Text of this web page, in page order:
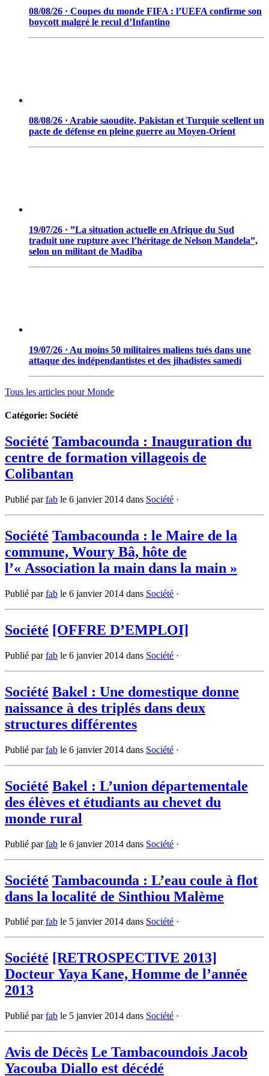
08/08/26 · Coupes du monde FIFA : l’UEFA confirme son
boycott malgré le recul d’Infantino
08/08/26 · Arabie saoudite, Pakistan et Turquie scellent un
pacte de défense en pleine guerre au Moyen-Orient
19/07/26 · ”La situation actuelle en Afrique du Sud
traduit une rupture avec l’héritage de Nelson Mandela”,
selon un militant de Madiba
19/07/26 · Au moins 50 militaires maliens tués dans une
attaque des indépendantistes et des jihadistes samedi
Tous les articles pourMonde
Catégorie: Société
Société Tambacounda : Inauguration du
centre de formation villageois de
Colibantan
Publié parfab le 6 janvier 2014 dans Société ·
Société Tambacounda : le Maire de la
commune, Woury Bâ, hôte de
l’« Association la main dans la main »
Publié parfab le 6 janvier 2014 dans Société ·
Société [OFFRE D’EMPLOI]
Publié parfab le 6 janvier 2014 dans Société ·
Société Bakel : Une domestique donne
naissance à des triplés dans deux
structures différentes
Publié parfab le 6 janvier 2014 dans Société ·
Société Bakel : L’union départementale
des élèves et étudiants au chevet du
monde rural
Publié parfab le 6 janvier 2014 dans Société ·
Société Tambacounda : L’eau coule à flot
dans la localité de Sinthiou Malème
Publié parfab le 5 janvier 2014 dans Société ·
Société [RETROSPECTIVE 2013]
Docteur Yaya Kane, Homme de l’année
2013
Publié parfab le 5 janvier 2014 dans Société ·
Avis de Décès Le Tambacoundois Jacob
Yacouba Diallo est décédé